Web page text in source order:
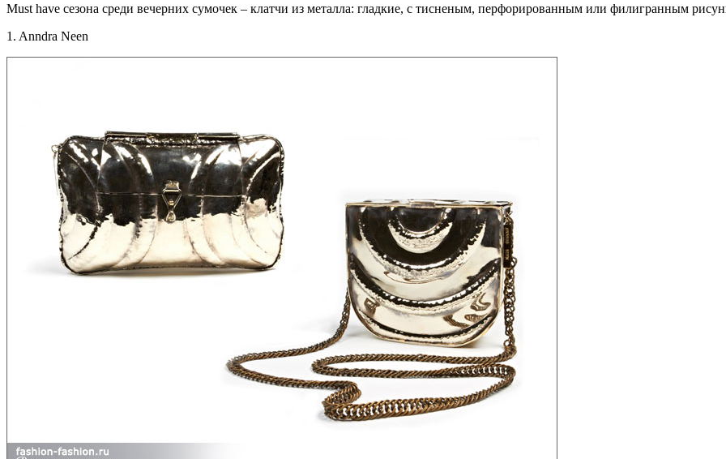
Must have сезона среди вечерних сумочек – клатчи из металла: гладкие, с тисненым, перфорированным или филигранным
1. Anndra Neen